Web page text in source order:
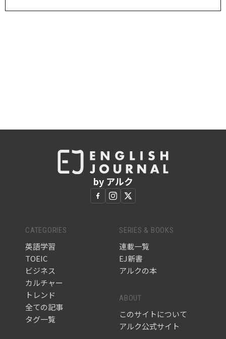
by アルク
CATEGORIES
英語学習
TOEIC
ビジネス
カルチャー
トレンド
全ての記事
タグ一覧
SERIES & BOOKS
連載一覧
EJ新書
アルクの本
ABOUT
このサイトについて
アルク公式サイト